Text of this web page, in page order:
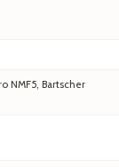
NMF5, Bartscher